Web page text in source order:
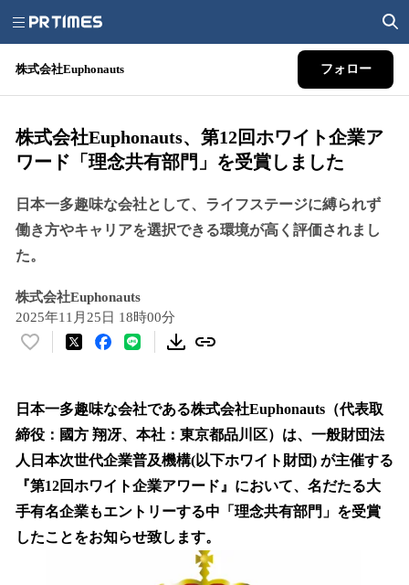
株式会社Euphonauts フォロー
株式会社Euphonauts、第12回ホワイト企業ア
ワード「理念共有部門」を受賞しました
日本一多趣味な会社として、ライフステージに縛られず
働き方やキャリアを選択できる環境が高く評価されまし
た。
株式会社Euphonauts
2025年11月25日 18時00分
い
！
数
を
読
み
込
み
中
日本一多趣味な会社である株式会社Euphonauts（代表取
締役：國方 翔冴、本社：東京都品川区）は、一般財団法
人日本次世代企業普及機構(以下ホワイト財団) が主催する
『第12回ホワイト企業アワード』において、名だたる大
手有名企業もエントリーする中「理念共有部門」を受賞
したことをお知らせ致します。